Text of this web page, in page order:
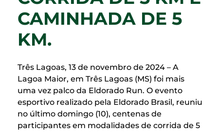
CAMINHADA DE 5
KM.
Três Lagoas, 13 de novembro de 2024 – A
Lagoa Maior, em Três Lagoas (MS) foi mais
uma vez palco da Eldorado Run. O evento
esportivo realizado pela Eldorado Brasil, reuniu
no último domingo (10), centenas de
participantes em modalidades de corrida de 5